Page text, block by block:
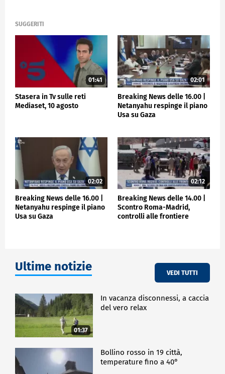
SUGGERITI
01:41
Stasera in Tv sulle reti
Mediaset, 10 agosto
02:01
Breaking News delle 16.00 |
Netanyahu respinge il piano
Usa su Gaza
02:02
Breaking News delle 16.00 |
Netanyahu respinge il piano
Usa su Gaza
02:12
Breaking News delle 14.00 |
Scontro Roma-Madrid,
controlli alle frontiere
Ultime notizie VEDI TUTTI
01:37
In vacanza disconnessi, a caccia
del vero relax
Bollino rosso in 19 città,
temperature fino a 40°